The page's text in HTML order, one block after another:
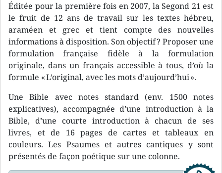
Éditée pour la première fois en 2007, la Segond 21 est
le fruit de 12 ans de travail sur les textes hébreu,
araméen et grec et tient compte des nouvelles
informations à disposition. Son objectif ? Proposer une
formulation française fidèle à la formulation
originale, dans un français accessible à tous, d’où la
formule « L’original, avec les mots d’aujourd’hui ».
Une Bible avec notes standard (env. 1500 notes
explicatives), accompagnée d’une introduction à la
Bible, d’une courte introduction à chacun de ses
livres, et de 16 pages de cartes et tableaux en
couleurs. Les Psaumes et autres cantiques y sont
présentés de façon poétique sur une colonne.